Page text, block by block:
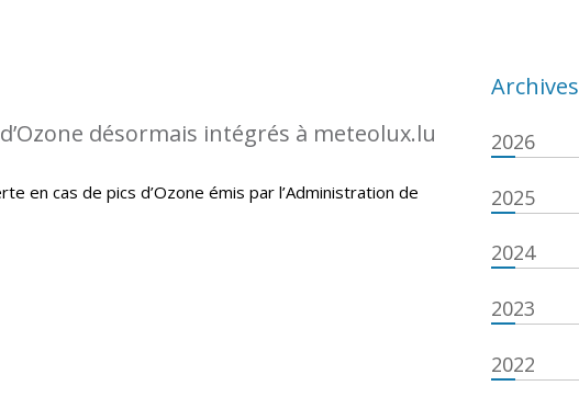
désormais intégrés à meteolux.lu
en cas de pics d’Ozone émis par l’Administration de
Archives
2026
2025
2024
2023
2022